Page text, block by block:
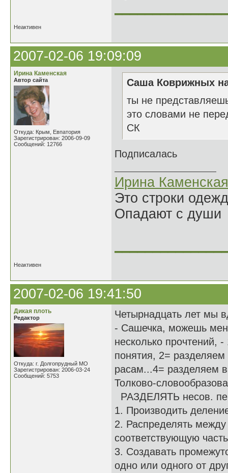
Неактивен
2007-02-06 19:09:09
Ирина Каменская
Автор сайта
Откуда: Крым, Евпатория
Зарегистрирован: 2006-09-09
Сообщений: 12766
Саша Коврижных
ты не
это словами не
СК
Подписалась
Ирина Каменская
Это строки
Опадают с души
Неактивен
2007-02-06 19:41:50
Дикая плоть
Редактор
Откуда: г. Долгопрудный МО
Зарегистрирован: 2006-03-24
Сообщений: 5753
Четырнадцать лет мы
- Сашечка, можешь
несколько прочтений,
понятия, 2=
расам...4= разделяем
Толково-
РАЗДЕЛЯТЬ несов.
1. Производить
2. Распределять
соответствующую
3. Создавать
одно или одного от